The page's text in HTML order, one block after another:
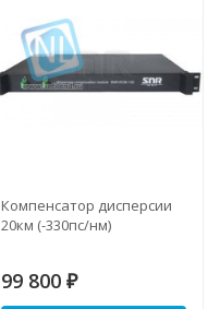
Компенсатор дисперсии
20км (-330пс/нм)
99 800 ₽